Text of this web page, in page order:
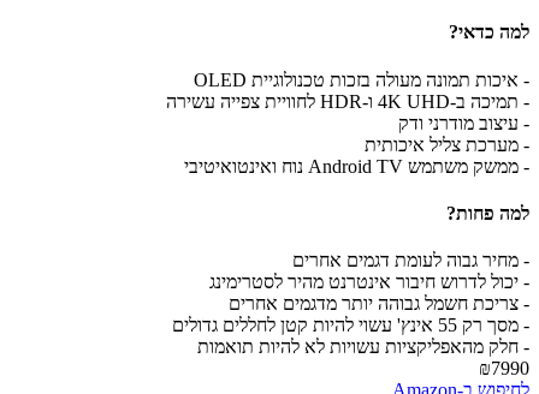
למה כדאי?
- איכות תמונה מעולה בזכות טכנולוגיית OLED
- תמיכה ב-4K UHD ו-HDR לחוויית צפייה עשירה
- עיצוב מודרני ודק
- מערכת צליל איכותית
- ממשק משתמש Android TV נוח ואינטואיטיבי
למה פחות?
- מחיר גבוה לעומת דגמים אחרים
- יכול לדרוש חיבור אינטרנט מהיר לסטרימינג
- צריכת חשמל גבוהה יותר מדגמים אחרים
- מסך רק 55 אינץ' עשוי להיות קטן לחללים גדולים
- חלק מהאפליקציות עשויות לא להיות תואמות
₪7990
לחיפוש ב-Amazon